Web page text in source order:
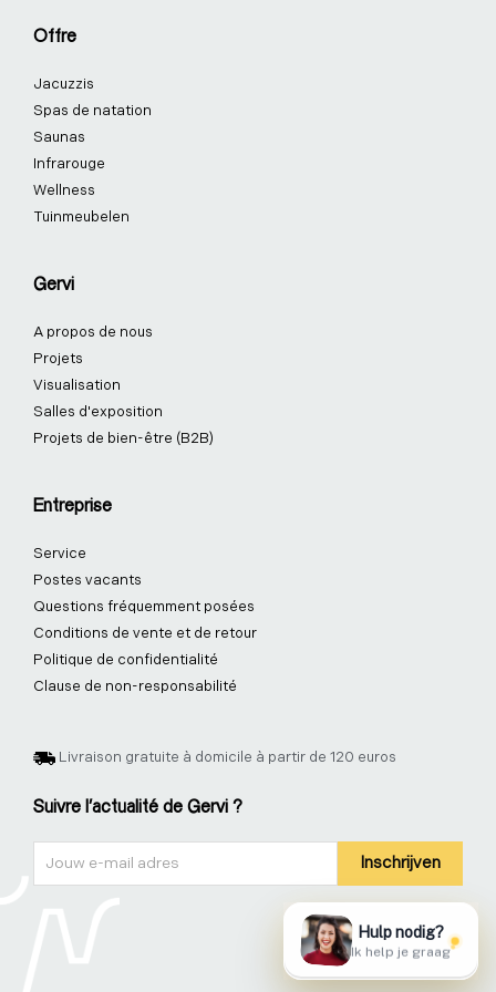
o
o
-
f
-
i
Offre
Jacuzzis
Spas de natation
Saunas
Infrarouge
Wellness
Tuinmeubelen
Gervi
A propos de nous
Projets
Visualisation
Salles d'exposition
Projets de bien-être (B2B)
Entreprise
Service
Postes vacants
Questions fréquemment posées
Conditions de vente et de retour
Politique de confidentialité
Clause de non-responsabilité
Livraison gratuite à domicile à partir de 120 euros
Suivre l'actualité de Gervi ?
Inschrijven